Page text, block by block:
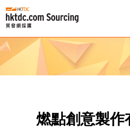
燃點創意製作